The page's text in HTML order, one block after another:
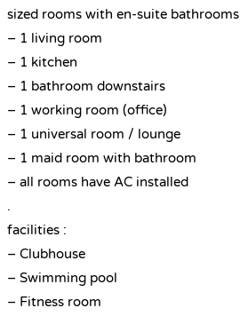
sized rooms with en-suite bathrooms
– 1 living room
– 1 kitchen
– 1 bathroom downstairs
– 1 working room (office)
– 1 universal room / lounge
– 1 maid room with bathroom
– all rooms have AC installed
.
facilities :
– Clubhouse
– Swimming pool
– Fitness room